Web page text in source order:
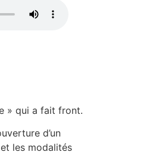
» qui a fait front.
d’un
les modalités